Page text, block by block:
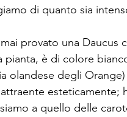
di quanto sia
provato una Daucus
pianta, è di colore
olandese degli
esteticamente;
a quello delle